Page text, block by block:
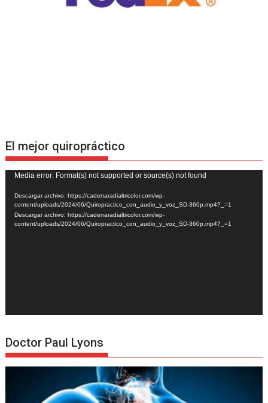
El mejor quiropráctico
Reproductor
de
vídeo
Media error: Format(s) not supported or source(s) not found
Descargar archivo: https://cadenaradialtricolor.com/wp-
content/uploads/2024/06/Quiropractico_con_audio_y_voz_SD-360p.mp4?_=1
Descargar archivo: https://cadenaradialtricolor.com/wp-
content/uploads/2024/06/Quiropractico_con_audio_y_voz_SD-360p.mp4?_=1
Doctor Paul Lyons